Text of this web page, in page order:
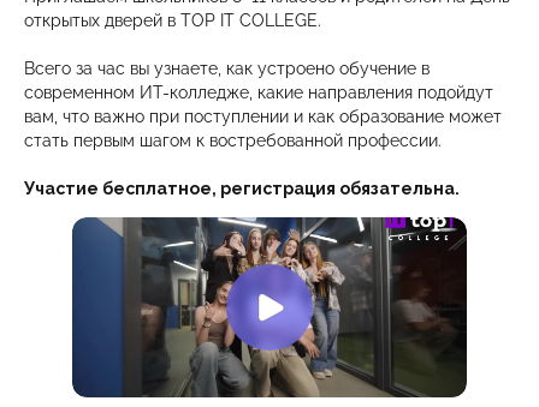
открытых дверей в TOP IT COLLEGE.
Всего за час вы узнаете, как устроено обучение в
современном ИТ-колледже, какие направления подойдут
вам, что важно при поступлении и как образование может
стать первым шагом к востребованной профессии.
Участие бесплатное, регистрация обязательна.